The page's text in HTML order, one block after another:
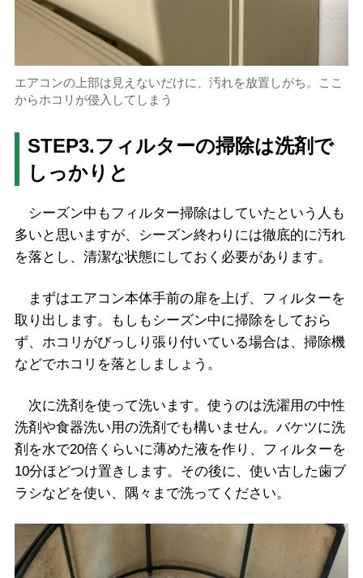
エアコンの上部は見えないだけに、汚れを放置しがち。ここ
からホコリが侵入してしまう
STEP3.フィルターの掃除は洗剤で
しっかりと
シーズン中もフィルター掃除はしていたという人も
多いと思いますが、シーズン終わりには徹底的に汚れ
を落とし、清潔な状態にしておく必要があります。
まずはエアコン本体手前の扉を上げ、フィルターを
取り出します。もしもシーズン中に掃除をしておら
ず、ホコリがびっしり張り付いている場合は、掃除機
などでホコリを落としましょう。
次に洗剤を使って洗います。使うのは洗濯用の中性
洗剤や食器洗い用の洗剤でも構いません。バケツに洗
剤を水で20倍くらいに薄めた液を作り、フィルターを
10分ほどつけ置きします。その後に、使い古した歯ブ
ラシなどを使い、隅々まで洗ってください。